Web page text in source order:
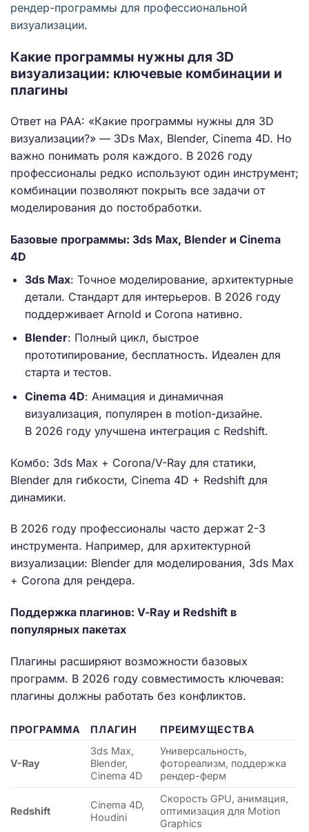
рендер-программы для профессиональной
визуализации.
Какие программы нужны для 3D
визуализации: ключевые комбинации и
плагины
Ответ на PAA: «Какие программы нужны для 3D
визуализации?» — 3Ds Max, Blender, Cinema 4D. Но
важно понимать роля каждого. В 2026 году
профессионалы редко используют один инструмент;
комбинации позволяют покрыть все задачи от
моделирования до постобработки.
Базовые программы: 3ds Max, Blender и Cinema
4D
3ds Max: Точное моделирование, архитектурные
детали. Стандарт для интерьеров. В 2026 году
поддерживает Arnold и Corona нативно.
Blender: Полный цикл, быстрое
прототипирование, бесплатность. Идеален для
старта и тестов.
Cinema 4D: Анимация и динамичная
визуализация, популярен в motion-дизайне.
В 2026 году улучшена интеграция с Redshift.
Комбо: 3ds Max + Corona/V-Ray для статики,
Blender для гибкости, Cinema 4D + Redshift для
динамики.
В 2026 году профессионалы часто держат 2-3
инструмента. Например, для архитектурной
визуализации: Blender для моделирования, 3ds Max
+ Corona для рендера.
Поддержка плагинов: V-Ray и Redshift в
популярных пакетах
Плагины расширяют возможности базовых
программ. В 2026 году совместимость ключевая:
плагины должны работать без конфликтов.
ПРОГРАММА ПЛАГИН ПРЕИМУЩЕСТВА
V-Ray
3ds Max,
Blender,
Cinema 4D
Универсальность,
фотореализм, поддержка
рендер-ферм
Redshift
Cinema 4D,
Houdini
Скорость GPU, анимация,
оптимизация для Motion
Graphics